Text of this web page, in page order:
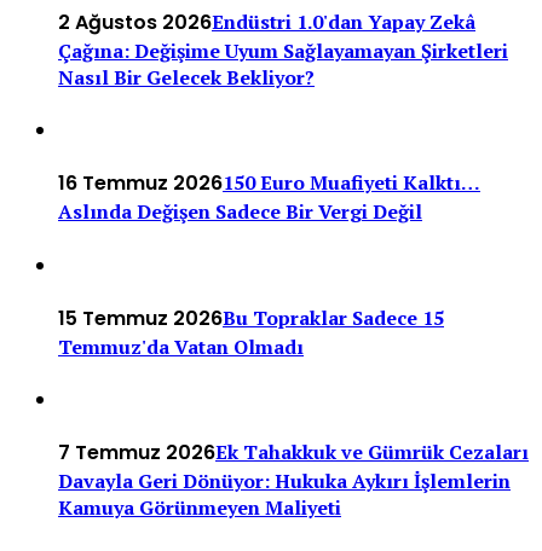
2 Ağustos 2026Endüstri 1.0'dan Yapay Zekâ
Çağına: Değişime Uyum Sağlayamayan Şirketleri
Nasıl Bir Gelecek Bekliyor?
16 Temmuz 2026150 Euro Muafiyeti Kalktı…
Aslında Değişen Sadece Bir Vergi Değil
15 Temmuz 2026Bu Topraklar Sadece 15
Temmuz'da Vatan Olmadı
7 Temmuz 2026Ek Tahakkuk ve Gümrük Cezaları
Davayla Geri Dönüyor: Hukuka Aykırı İşlemlerin
Kamuya Görünmeyen Maliyeti